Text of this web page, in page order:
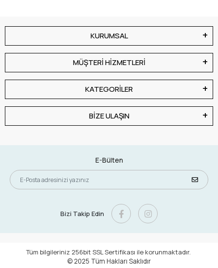
KURUMSAL
MÜŞTERİ HİZMETLERİ
KATEGORİLER
BİZE ULAŞIN
E-Bülten
Bizi Takip Edin
Tüm bilgileriniz 256bit SSL Sertifikası ile korunmaktadır.
© 2025 Tüm Hakları Saklıdır